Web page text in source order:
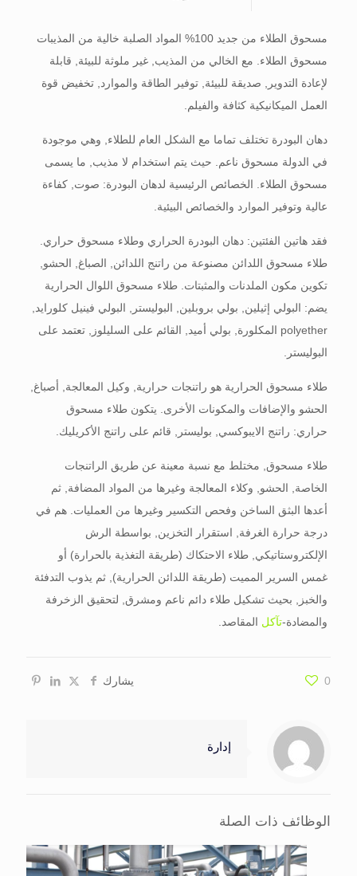
مسحوق الطلاء من جديد 100% المواد الصلبة خالية من المذيبات
مسحوق الطلاء. مع الخالي من المذيب, غير ملوثة للبيئة, قابلة
لإعادة التدوير, صديقة للبيئة, توفير الطاقة والموارد, تخفيض قوة
العمل الميكانيكية كثافة والفيلم.
دهان البودرة تختلف تماما مع الشكل العام للطلاء, وهي موجودة
في الدولة مسحوق ناعم. حيث يتم استخدام لا مذيب, ما يسمى
مسحوق الطلاء. الخصائص الرئيسية لدهان البودرة: صوت, كفاءة
عالية وتوفير الموارد والخصائص البيئية.
فقد هاتين الفئتين: دهان البودرة الحراري وطلاء مسحوق حراري.
طلاء مسحوق اللدائن مصنوعة من راتنج اللدائن, الصباغ, الحشو,
تكوين مكون الملدنات والمثبتات. طلاء مسحوق اللوال الحرارية
يضم: البولي إثيلين, بولي بروبلين, البوليستر, البولي فينيل كلورايد,
polyether المكلورة, بولي أميد, القائم على السليلوز, تعتمد على
البوليستر.
طلاء مسحوق الحرارية هو راتنجات حرارية, وكيل المعالجة, أصباغ,
الحشو والإضافات والمكونات الأخرى. يتكون طلاء مسحوق
حراري: راتنج الايبوكسي, بوليستر, قائم على راتنج الأكريليك.
طلاء مسحوق, مختلط مع نسبة معينة عن طريق الراتنجات
الخاصة, الحشو, وكلاء المعالجة وغيرها من المواد المضافة, ثم
أعدها البثق الساخن وفحص التكسير وغيرها من العمليات. هم في
درجة حرارة الغرفة, استقرار التخزين, بواسطة الرش
الإلكتروستاتيكي, طلاء الاحتكاك (طريقة التغذية بالحرارة) أو
غمس السرير المميت (طريقة اللدائن الحرارية), ثم يذوب التدفئة
والخبز, بحيث تشكيل طلاء دائم ناعم ومشرق, لتحقيق الزخرفة
والمضادة-تآكل المقاصد.
يشارك 0
إدارة
الوظائف ذات الصلة